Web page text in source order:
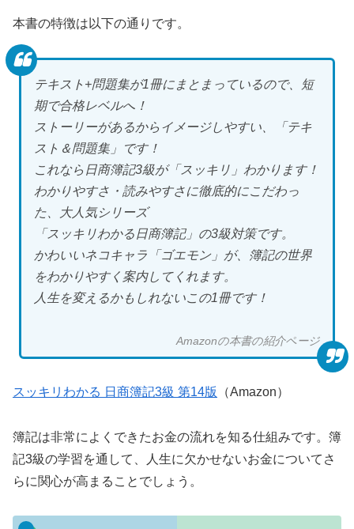
本書の特徴は以下の通りです。
テキスト+問題集が1冊にまとまっているので、短
期で合格レベルへ！
ストーリーがあるからイメージしやすい、「テキ
スト＆問題集」です！
これなら日商簿記3級が「スッキリ」わかります！
わかりやすさ・読みやすさに徹底的にこだわっ
た、大人気シリーズ
「スッキリわかる日商簿記」の3級対策です。
かわいいネコキャラ「ゴエモン」が、簿記の世界
をわかりやすく案内してくれます。
人生を変えるかもしれないこの1冊です！
Amazonの本書の紹介ページ
スッキリわかる 日商簿記3級 第14版 （Amazon）
簿記は非常によくできたお金の流れを知る仕組みです。簿
記3級の学習を通して、人生に欠かせないお金についてさ
らに関心が高まることでしょう。